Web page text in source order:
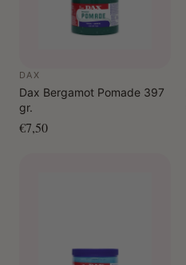
DAX
Dax Bergamot Pomade 397
gr.
€7,50